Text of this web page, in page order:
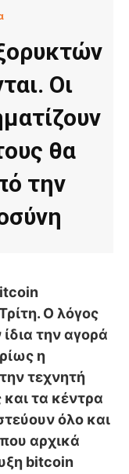
Οι
θα
την
Ο λόγος
την αγορά
η
τεχνητή
τα κέντρα
όλο και
που αρχικά
bitcoin